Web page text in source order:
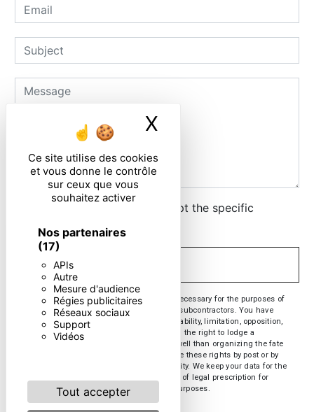
Ce site utilise des cookies
et vous donne le contrôle
sur ceux que vous
souhaitez activer
Nos partenaires
(17)
APIs
Autre
Mesure d'audience
Régies publicitaires
Réseaux sociaux
Support
Vidéos
Tout accepter
X
By checking this box, I accept the specific
conditions below **
** The personal data communicated are necessary for the purposes of
contacting you. They are intended and its subcontractors. You have
rights of access, rectification, erasure, portability, limitation, opposition,
withdrawal of your consent at any time and the right to lodge a
complaint with a supervisory authority, as well than organizing the fate
of your post-mortem data. You can exercise these rights by post or by
email. You may be asked for proof of identity. We keep your data for the
period of contact and then for the duration of legal prescription for
probationary and litigation management purposes.